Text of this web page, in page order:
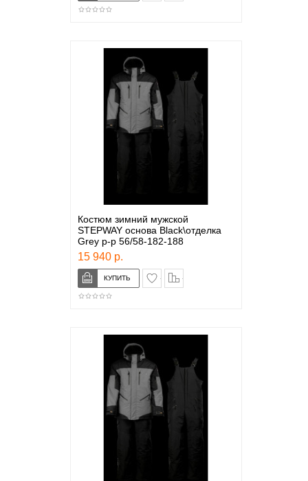
Костюм зимний мужской
STEPWAY основа Black\отделка
Grey р-р 56/58-182-188
15 940 р.
в закладки